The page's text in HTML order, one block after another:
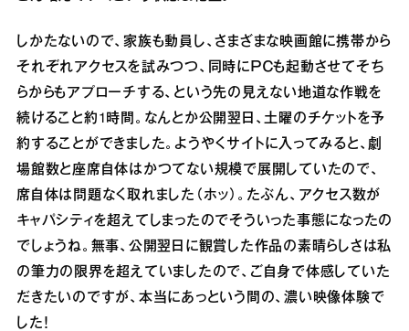
しかたないので、家族も動員し、さまざまな映画館に携帯から
それぞれアクセスを試みつつ、同時にＰＣも起動させてそち
らからもアプローチする、という先の見えない地道な作戦を
続けること約1時間。なんとか公開翌日、土曜のチケットを予
約することができました。ようやくサイトに入ってみると、劇
場館数と座席自体はかつてない規模で展開していたので、
席自体は問題なく取れました（ホッ）。たぶん、アクセス数が
キャパシティを超えてしまったのでそういった事態になったの
でしょうね。無事、公開翌日に観賞した作品の素晴らしさは私
の筆力の限界を超えていましたので、ご自身で体感していた
だきたいのですが、本当にあっという間の、濃い映像体験で
した！